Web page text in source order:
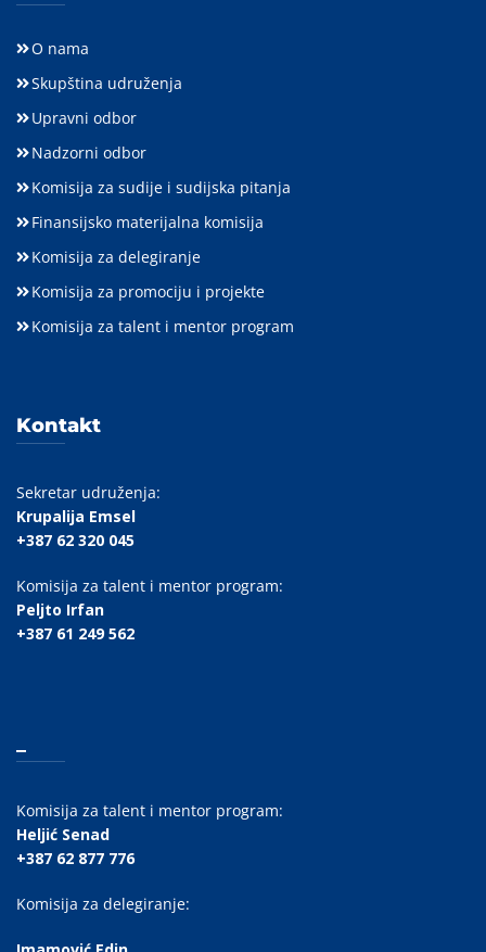
O nama
Skupština udruženja
Upravni odbor
Nadzorni odbor
Komisija za sudije i sudijska pitanja
Finansijsko materijalna komisija
Komisija za delegiranje
Komisija za promociju i projekte
Komisija za talent i mentor program
Kontakt
Sekretar udruženja:
Krupalija Emsel
+387 62 320 045
Komisija za talent i mentor program:
Peljto Irfan
+387 61 249 562
Komisija za talent i mentor program:
Heljić Senad
+387 62 877 776
Komisija za delegiranje: